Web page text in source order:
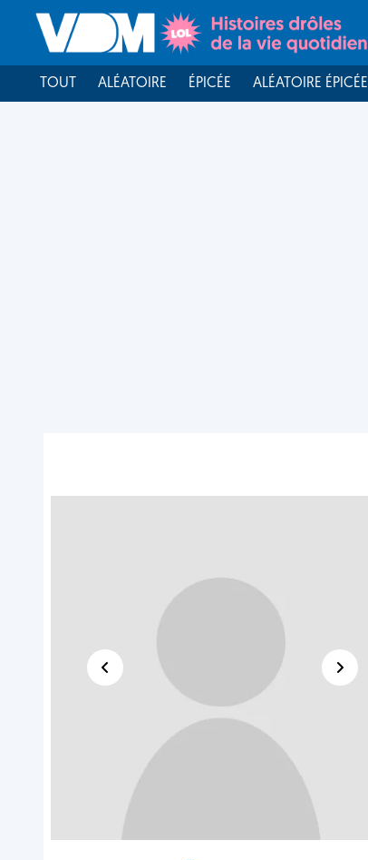
TOUT ALÉATOIRE ÉPICÉE ALÉATOIRE ÉPICÉE